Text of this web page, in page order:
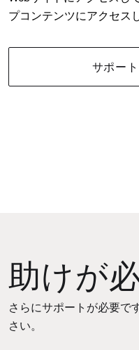
プコンテンツにアクセス
サポー
助けが
さらにサポートが必要で
さい。